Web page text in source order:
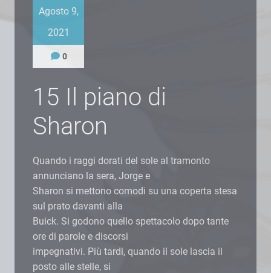
Agosto 9,
2021
0
15 Il piano di
Sharon
Quando i raggi dorati del sole al tramonto
annunciano la sera, Jorge e
Sharon si mettono comodi su una coperta stesa
sul prato davanti alla
Buick. Si godono quello spettacolo dopo tante
ore di parole e discorsi
impegnativi. Più tardi, quando il sole lascia il
posto alle stelle, si